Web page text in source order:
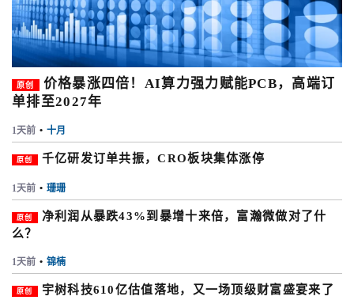
原创
价格暴涨四倍！AI算力强力赋能PCB，高端订
单排至2027年
1天前 • 十月
原创 千亿研发订单共振，CRO板块集体涨停
1天前 • 珊珊
原创
净利润从暴跌43%到暴增十来倍，富瀚微做对了什
么？
1天前 • 锦楠
原创 宇树科技610亿估值落地，又一场顶级财富盛宴来了